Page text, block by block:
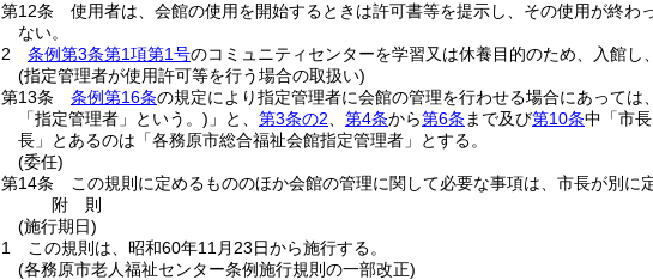
第12条
使用者は、会館の使用を開始するときは許可書等を提示し、その使用が終
ない。
2
条例第3条第1項第1号のコミュニティセンターを学習又は休養目的のため、入館し
(指定管理者が使用許可等を行う場合の取扱い)
第13条
条例第16条の規定により指定管理者に会館の管理を行わせる場合にあっては、
「指定管理者」という。) 」と、 第3条の2 第4条から第6条 まで及び第10条中「市
長」とあるのは「各務原市総合福祉会館指定管理者」とする。
(委任)
第14条
この規則に定めるもののほか会館の管理に関して必要な事項は、市長が別に
附 則
(施行期日)
1
この規則は、昭和60年11月23日から施行する。
(各務原市老人福祉センター条例施行規則の一部改正)